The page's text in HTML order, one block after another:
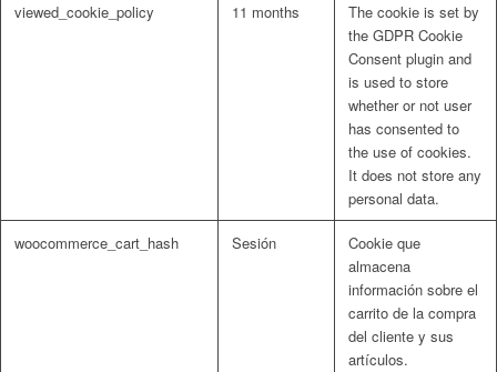
viewed_cookie_policy 11 months
The cookie is set by
the GDPR Cookie
Consent plugin and
is used to store
whether or not user
has consented to
the use of cookies.
It does not store any
personal data.
woocommerce_cart_hash Sesión
Cookie que
almacena
información sobre el
carrito de la compra
del cliente y sus
artículos.